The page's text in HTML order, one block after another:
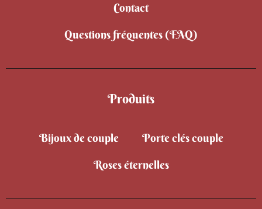
Contact
Questions fréquentes (FAQ)
Produits
Bijoux de couple
Porte clés couple
Roses éternelles